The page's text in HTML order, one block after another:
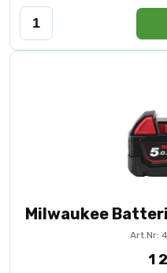
Milwaukee Batteri
Art.Nr:
1